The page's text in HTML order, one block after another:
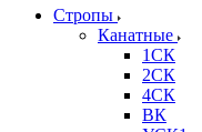
Стропы
Канатные
1СК
2СК
4СК
ВК